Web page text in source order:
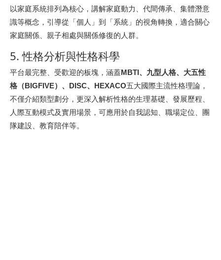
以家庭系統排列為核心，講解家庭動力、代間傳承、集體潛意
識等概念，引導從「個人」到「系統」的視角轉換，適合關心
家庭關係、親子相處與關係修復的人群。
5. 性格分析與性格科學
平台最完整、受歡迎的板塊，涵蓋MBTI、九型人格、大五性
格（BIGFIVE）、DISC、HEXACO五大國際主流性格理論，
不僅介紹類型劃分，更深入解析性格的生理基礎、發展歷程、
人際互動模式及實用場景，可應用於自我認知、職場定位、團
隊建設、教育陪伴等。